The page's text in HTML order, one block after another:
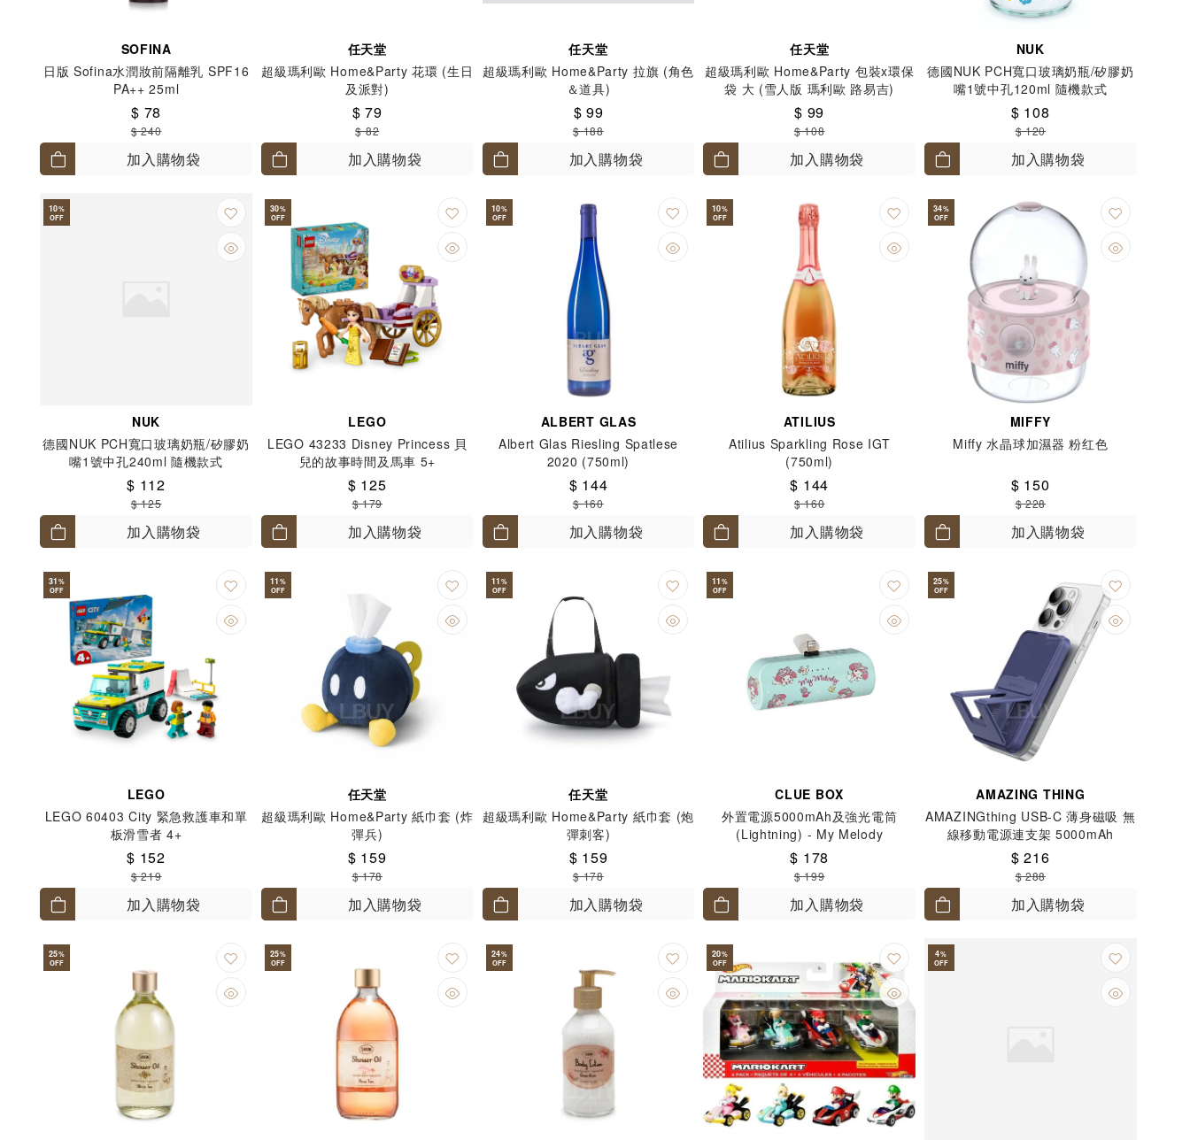
SOFINA
日版 Sofina水潤妝前隔離乳 SPF16
PA++ 25ml
$ 78
$ 240
加入購物袋
任天堂
超級瑪利歐 Home&Party 花環 (生日
及派對)
$ 79
$ 82
加入購物袋
任天堂
超級瑪利歐 Home&Party 拉旗 (角色
＆道具)
$ 99
$ 188
加入購物袋
任天堂
超級瑪利歐 Home&Party 包裝x環保
袋 大 (雪人版 瑪利歐 路易吉)
$ 99
$ 108
加入購物袋
NUK
德國NUK PCH寬口玻璃奶瓶/矽膠奶
嘴1號中孔120ml 隨機款式
$ 108
$ 120
加入購物袋
10%
OFF
NUK
德國NUK PCH寬口玻璃奶瓶/矽膠奶
嘴1號中孔240ml 隨機款式
$ 112
$ 125
加入購物袋
30%
OFF
LEGO
LEGO 43233 Disney Princess 貝
兒的故事時間及馬車 5+
$ 125
$ 179
加入購物袋
10%
OFF
ALBERT GLAS
Albert Glas Riesling Spatlese
2020 (750ml)
$ 144
$ 160
加入購物袋
10%
OFF
ATILIUS
Atilius Sparkling Rose IGT
(750ml)
$ 144
$ 160
加入購物袋
34%
OFF
MIFFY
Miffy 水晶球加濕器 粉红色
$ 150
$ 228
加入購物袋
31%
OFF
LEGO
LEGO 60403 City 緊急救護車和單
板滑雪者 4+
$ 152
$ 219
加入購物袋
11%
OFF
任天堂
超級瑪利歐 Home&Party 紙巾套 (炸
彈兵)
$ 159
$ 178
加入購物袋
11%
OFF
任天堂
超級瑪利歐 Home&Party 紙巾套 (炮
彈刺客)
$ 159
$ 178
加入購物袋
11%
OFF
CLUE BOX
外置電源5000mAh及強光電筒
(Lightning) - My Melody
$ 178
$ 199
加入購物袋
25%
OFF
AMAZING THING
AMAZINGthing USB-C 薄身磁吸 無
線移動電源連支架 5000mAh
PD22.5W 藍色
$ 216
$ 288
加入購物袋
25%
OFF
25%
OFF
24%
OFF
20%
OFF
4%
OFF